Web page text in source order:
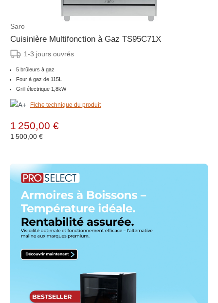
Saro
Cuisinière Multifonction à Gaz TS95C71X
1-3 jours ouvrés
5 brûleurs à gaz
Four à gaz de 115L
Grill électrique 1,8kW
Fiche technique du produit
1 250,00 €
1 500,00 €